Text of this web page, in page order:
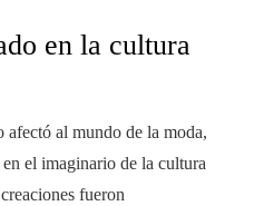
en la cultura
al mundo de la moda,
el imaginario de la cultura
fueron